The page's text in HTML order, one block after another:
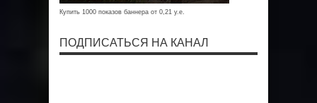
Купить 1000 показов баннера от 0,21 у.е.
ПОДПИСАТЬСЯ НА КАНАЛ